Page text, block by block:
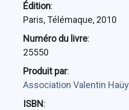
Édition:
Paris, Télémaque, 2010
Numéro du livre:
25550
Produit par:
Association Valentin Haüy
ISBN: